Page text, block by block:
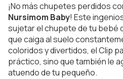
¡No más chupetes perdidos
Nursimom Baby! Este
sujetar el chupete de tu bebé
que caiga al suelo
coloridos y divertidos, el Clip
práctico, sino que también le
atuendo de tu pequeño.